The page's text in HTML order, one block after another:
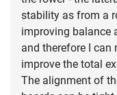
stability as from a
improving balance
and therefore I can
improve the total
The alignment of